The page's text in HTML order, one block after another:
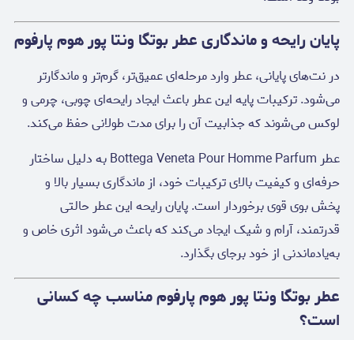
پایان رایحه و ماندگاری عطر بوتگا ونتا پور هوم پارفوم
در نت‌های پایانی، عطر وارد مرحله‌ای عمیق‌تر، گرم‌تر و ماندگارتر
می‌شود. ترکیبات پایه این عطر باعث ایجاد رایحه‌ای چوبی، چرمی و
لوکس می‌شوند که جذابیت آن را برای مدت طولانی حفظ می‌کند.
عطر Bottega Veneta Pour Homme Parfum به دلیل ساختار
حرفه‌ای و کیفیت بالای ترکیبات خود، از ماندگاری بسیار بالا و
پخش بوی قوی برخوردار است. پایان رایحه این عطر حالتی
قدرتمند، آرام و شیک ایجاد می‌کند که باعث می‌شود اثری خاص و
به‌یادماندنی از خود برجای بگذارد.
عطر بوتگا ونتا پور هوم پارفوم مناسب چه کسانی
است؟